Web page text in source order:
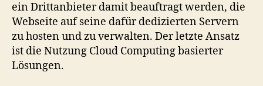
ein Drittanbieter damit beauftragt werden, die
Webseite auf seine dafür dedizierten Servern
zu hosten und zu verwalten. Der letzte Ansatz
ist die Nutzung Cloud Computing basierter
Lösungen.